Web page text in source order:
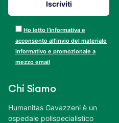
Ho letto l’informativa e
acconsento all’invio del materiale
informativo e promozionale a
mezzo email
Chi Siamo
Humanitas Gavazzeni è un
ospedale polispecialistico